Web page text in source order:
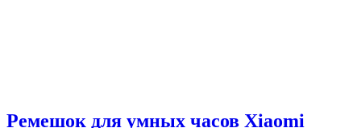
Ремешок для умных часов Xiaomi